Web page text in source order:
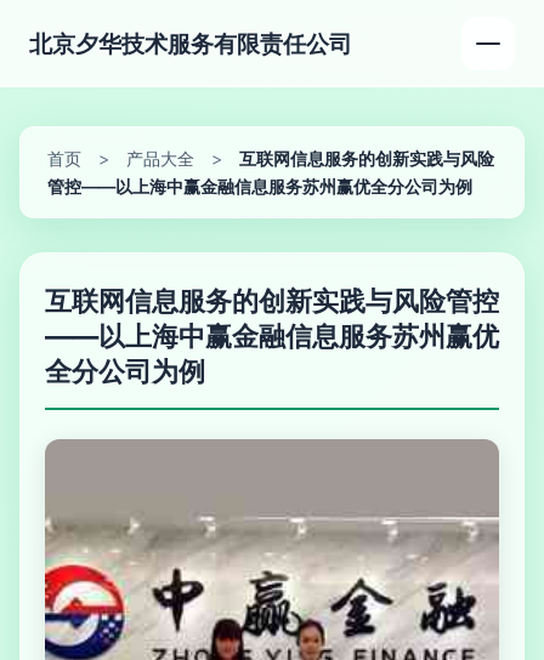
北京夕华技术服务有限责任公司
首页 > 产品大全 >
互联网信息服务的创新实践与风险
管控——以上海中赢金融信息服务苏州赢优全分公司为例
互联网信息服务的创新实践与风险管控
——以上海中赢金融信息服务苏州赢优
全分公司为例